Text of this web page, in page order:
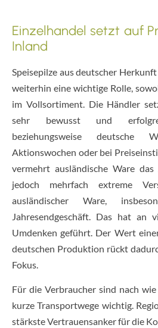
Einzelhandel setzt auf
Inland
Speisepilze aus deutscher
weiterhin eine wichtige Rolle,
im Vollsortiment. Die Händler
sehr bewusst und
beziehungsweise deutsche
Aktionswochen oder bei
vermehrt ausländische Ware
jedoch mehrfach extreme
ausländischer Ware,
Jahresendgeschäft. Das hat an
Umdenken geführt. Der Wert
deutschen Produktion rückt
Fokus.
Für die Verbraucher sind nach
kurze Transportwege wichtig.
stärkste Vertrauensanker für die